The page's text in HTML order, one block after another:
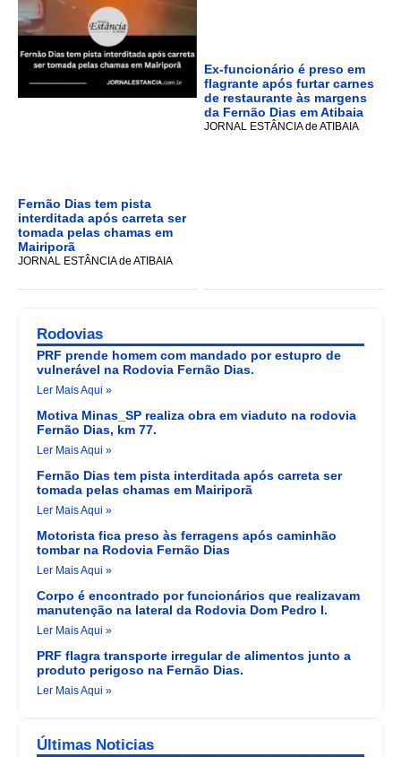
Fernão Dias tem pista
interditada após carreta ser
tomada pelas chamas em
Mairiporã
JORNAL ESTÂNCIA de ATIBAIA
Ex-funcionário é preso em
flagrante após furtar carnes
de restaurante às margens
da Fernão Dias em Atibaia
JORNAL ESTÂNCIA de ATIBAIA
Rodovias
PRF prende homem com mandado por estupro de
vulnerável na Rodovia Fernão Dias.
Ler Mais Aqui »
Motiva Minas_SP realiza obra em viaduto na rodovia
Fernão Dias, km 77.
Ler Mais Aqui »
Fernão Dias tem pista interditada após carreta ser
tomada pelas chamas em Mairiporã
Ler Mais Aqui »
Motorista fica preso às ferragens após caminhão
tombar na Rodovia Fernão Dias
Ler Mais Aqui »
Corpo é encontrado por funcionários que realizavam
manutenção na lateral da Rodovia Dom Pedro I.
Ler Mais Aqui »
PRF flagra transporte irregular de alimentos junto a
produto perigoso na Fernão Dias.
Ler Mais Aqui »
Últimas Noticias